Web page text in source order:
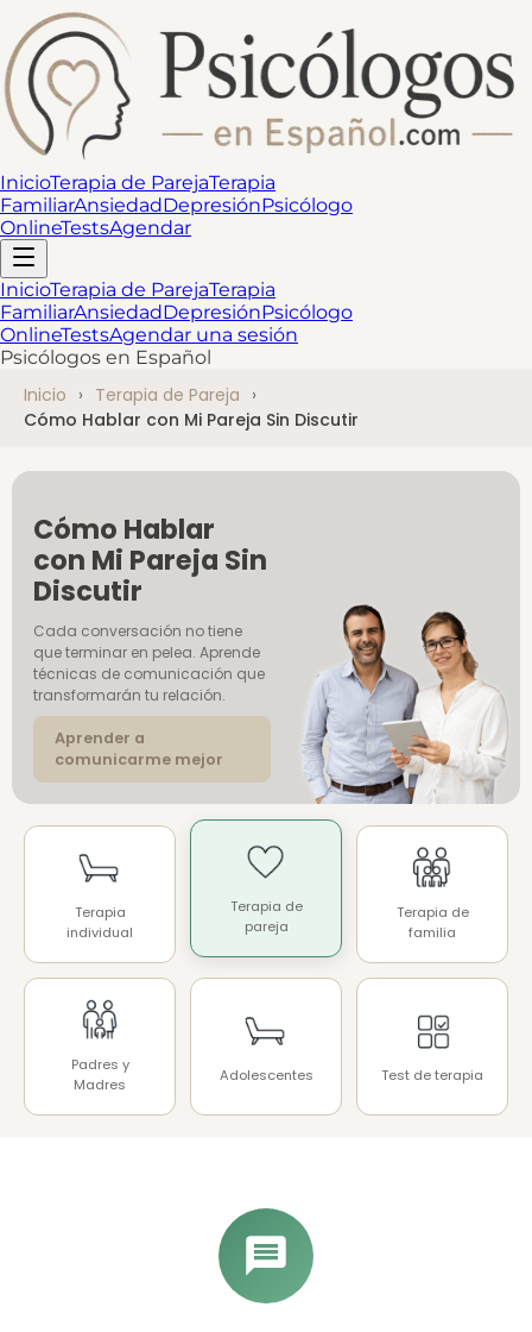
InicioTerapia de ParejaTerapia
FamiliarAnsiedadDepresiónPsicólogo
OnlineTestsAgendar
InicioTerapia de ParejaTerapia
FamiliarAnsiedadDepresiónPsicólogo
OnlineTestsAgendar una sesión
Psicólogos en Español
Inicio
Terapia de Pareja
Cómo Hablar con Mi Pareja Sin Discutir
Cómo Hablar
con Mi Pareja Sin
Discutir
Cada conversación no tiene
que terminar en pelea. Aprende
técnicas de comunicación que
transformarán tu relación.
Aprender a
comunicarme mejor
Terapia
individual
Terapia de
pareja
Terapia de
familia
Padres y
Madres
Adolescentes Test de terapia